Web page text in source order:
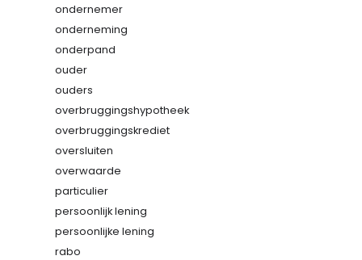
ondernemer
onderneming
onderpand
ouder
ouders
overbruggingshypotheek
overbruggingskrediet
oversluiten
overwaarde
particulier
persoonlijk lening
persoonlijke lening
rabo